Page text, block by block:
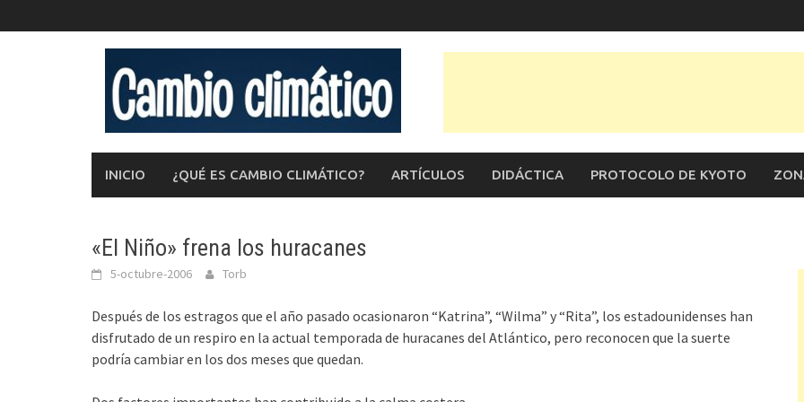
al
INICIO ¿QUÉ ES CAMBIO CLIMÁTICO? ARTÍCULOS DIDÁCTICA PROTOCOLO DE KYOTO
«El Niño» frena los huracanes
5-octubre-2006 Torb
Después de los estragos que el año pasado ocasionaron “Katrina”, “Wilma” y “Rita”, los estadounidenses han
disfrutado de un respiro en la actual temporada de huracanes del Atlántico, pero reconocen que la suerte
podría cambiar en los dos meses que quedan.